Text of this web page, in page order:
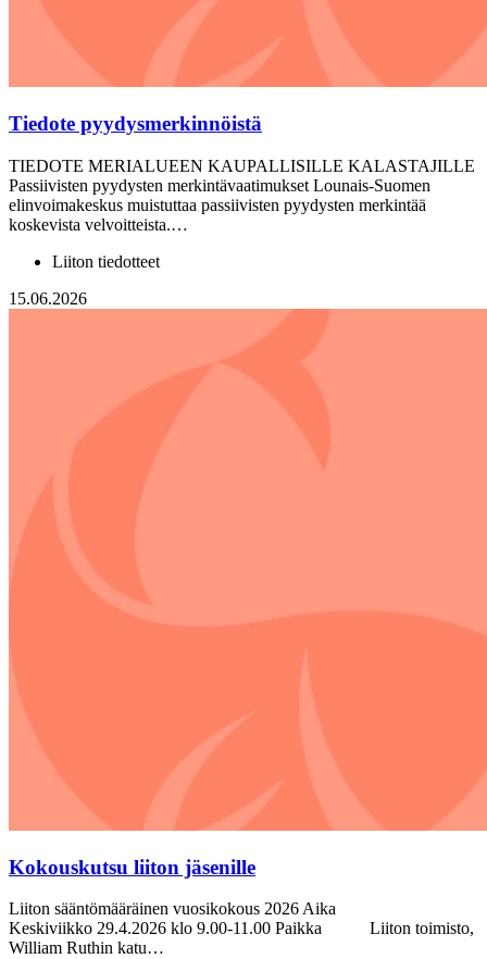
Tiedote pyydysmerkinnöistä
TIEDOTE MERIALUEEN KAUPALLISILLE KALASTAJILLE
Passiivisten pyydysten merkintävaatimukset Lounais-Suomen
elinvoimakeskus muistuttaa passiivisten pyydysten merkintää
koskevista velvoitteista.…
Liiton tiedotteet
15.06.2026
Kokouskutsu liiton jäsenille
Liiton sääntömääräinen vuosikokous 2026 Aika
Keskiviikko 29.4.2026 klo 9.00-11.00 Paikka Liiton toimisto,
William Ruthin katu…